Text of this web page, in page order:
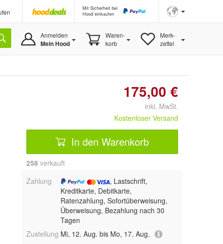
Mit Sicherheit bei
Hood einkaufen
Anmelden
Mein Hood
Waren-
korb
Merk-
zettel
175,00 €
inkl. MwSt.
Kostenloser Versand
In den Warenkorb
258 verkauft
Zahlung
, Lastschrift,
Kreditkarte, Debitkarte,
Ratenzahlung, Sofortüberweisung,
Überweisung, Bezahlung nach 30
Tagen
Zustellung Mi, 12. Aug. bis Mo, 17. Aug.